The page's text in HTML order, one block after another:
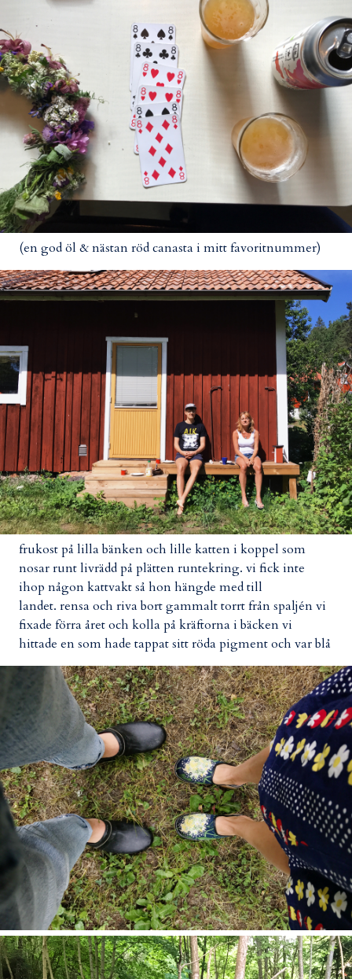
(en god öl & nästan röd canasta i mitt favoritnummer)
frukost på lilla bänken och lille katten i koppel som
nosar runt livrädd på plätten runtekring. vi fick inte
ihop någon kattvakt så hon hängde med till
landet. rensa och riva bort gammalt torrt från spaljén vi
fixade förra året och kolla på kräftorna i bäckenvi
hittade en som hade tappat sitt röda pigment och var blå